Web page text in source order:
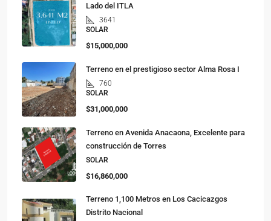
Lado del ITLA
3641
SOLAR
$15,000,000
Terreno en el prestigioso sector Alma Rosa I
760
SOLAR
$31,000,000
Terreno en Avenida Anacaona, Excelente para
construcción de Torres
SOLAR
$16,860,000
Terreno 1,100 Metros en Los Cacicazgos
Distrito Nacional